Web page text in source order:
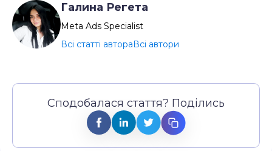
Галина Регета
Meta Ads Specialist
Всі статті автораВсі автори
Сподобалася стаття? Поділись